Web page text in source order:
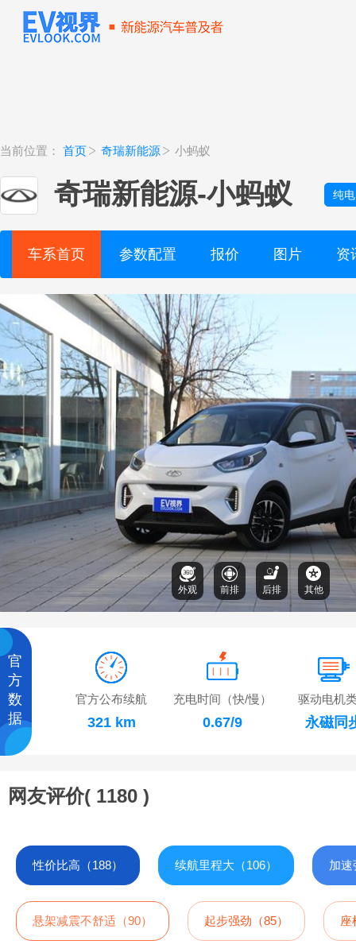
当前位置： 首页 奇瑞新能源 小蚂蚁
奇瑞新能源-小蚂蚁 纯电
车系首页 参数配置 报价 图片 资
外观 前排 后排 其他
官
方
数
据
官方公布续航
321 km
充电时间（快/慢）
0.67/9
驱动电机
永磁同
网友评价( 1180 )
性价比高（188） 续航里程大（106） 加速
悬架减震不舒适（90） 起步强劲（85） 座